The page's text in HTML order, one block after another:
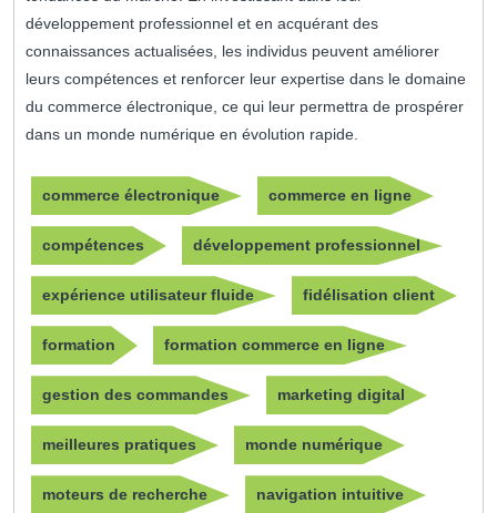
développement professionnel et en acquérant des
connaissances actualisées, les individus peuvent améliorer
leurs compétences et renforcer leur expertise dans le domaine
du commerce électronique, ce qui leur permettra de prospérer
dans un monde numérique en évolution rapide.
commerce électronique commerce en ligne
compétences développement professionnel
expérience utilisateur fluide fidélisation client
formation formation commerce en ligne
gestion des commandes marketing digital
meilleures pratiques monde numérique
moteurs de recherche navigation intuitive